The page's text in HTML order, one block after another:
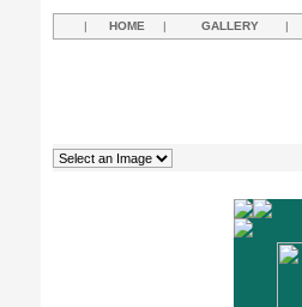
| HOME | GALLERY |